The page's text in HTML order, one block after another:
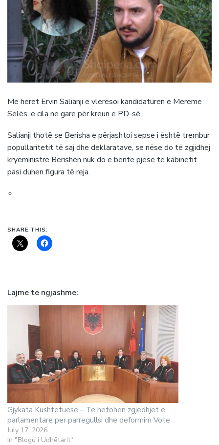
Me heret Ervin Salianji e vlerësoi kandidaturën e Mereme
Selës, e cila ne gare për kreun e PD-së.
Salianji thotë se Berisha e përjashtoi sepse i është trembur
popullaritetit të saj dhe deklaratave, se nëse do të zgjidhej
kryeministre Berishën nuk do e bënte pjesë të kabinetit
pasi duhen figura të reja.
SHARE THIS:
Lajme te ngjashme
Gjykata Kushtetuese – Te hetohen zgjedhjet e
parlamentare per parregullsi dhe deformim Vote
July 17, 2026
In "Blogu i Udhëtarit"